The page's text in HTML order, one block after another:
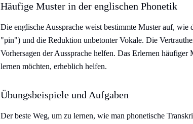
Häufige Muster in der englischen Phonetik
Die englische Aussprache weist bestimmte Muster auf,
"pin") und die Reduktion unbetonter Vokale. Die
Vorhersagen der Aussprache helfen. Das Erlernen
lernen möchten, erheblich helfen.
Übungsbeispiele und Aufgaben
Der beste Weg, um zu lernen, wie man phonetische